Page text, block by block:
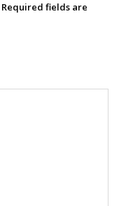
Required fields are